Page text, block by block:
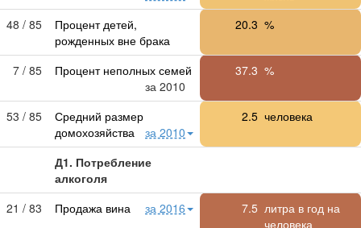
48 / 85
Процент детей,
рожденных вне брака
20.3 %
7 / 85
Процент неполных семей
за 2010
37.3 %
53 / 85
Средний размер
домохозяйства
за 2010
2.5 человека
Д1. Потребление
алкоголя
21 / 83
Продажа вина за 2016 7.5 литра в год на
человека